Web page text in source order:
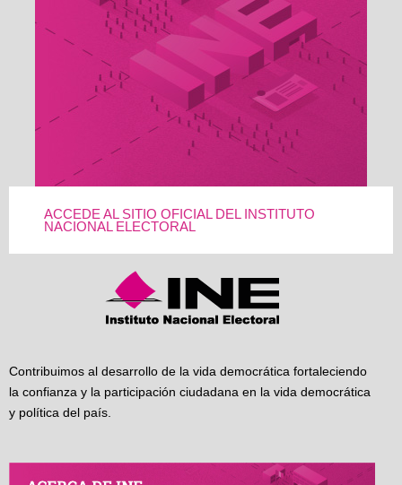
ACCEDE AL SITIO OFICIAL DEL INSTITUTO
NACIONAL ELECTORAL
Contribuimos al desarrollo de la vida democrática fortaleciendo
la confianza y la participación ciudadana en la vida democrática
y política del país.